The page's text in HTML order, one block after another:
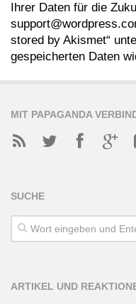
Ihrer Daten für die
stored by Akismet“
gespeicherten Daten
MIT PAPAGANDA
SUCHE
ARTIKEL UND